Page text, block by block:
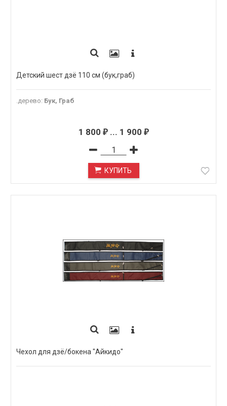
Детский шест дзё 110 см (бук,граб)
.дерево: Бук, Граб
1 800 ₽... 1 900 ₽
КУПИТЬ
Чехол для дзё/бокена "Айкидо"